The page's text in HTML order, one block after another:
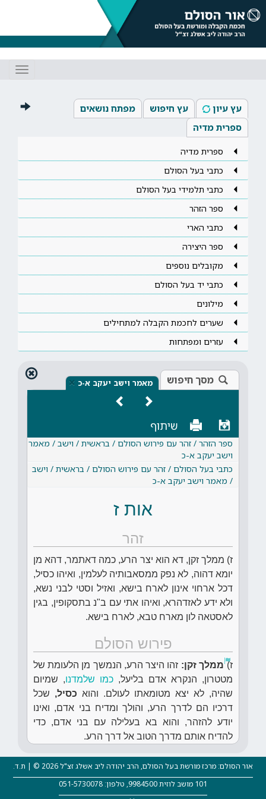
עץ עיון עץ חיפוש
מפתח נושאים
ספרית מדיה
ספרית מדיה
כתבי בעל הסולם
כתבי תלמידי בעל הסולם
ספר הזהר
כתבי הארי
ספר היצירה
מקובלים נוספים
כתבי יד בעל הסולם
מילונים
שערים לחכמת הקבלה למתחילים
עזרים ומפתחות
מסך חיפוש מאמר וישב יעקב א-כ ×
שיתוף
ספר הזהר / זהר עם פירוש הסולם / בראשית / וישב / מאמר
וישב יעקב א-כ
כתבי בעל הסולם / זהר עם פירוש הסולם / בראשית / וישב
/ מאמר וישב יעקב א-כ
אות ז
זהר
ז) ממלך זקן, דא הוא יצר הרע, כמה דאתמר, דהא מן
יומא דהוה, לא נפק ממסאבותיה לעלמין, ואיהו כסיל,
דכל ארחוי אינון לארח בישא, ואזיל וסטי לבני נשא,
ולא ידע לאזדהרא, ואיהו אתי עם ב"נ בתסקופין, בגין
לאסטאה לון מארח טבא, לארח בישא.
פירוש הסולם
ז)ממלך זקן: זהו היצר הרע, הנמשך מן הלעומת של
מטטרון, הנקרא אדם בליעל, כמו שלמדנו, שמיום
שהיה, לא יצא מטומאתו לעולם. והוא כסיל, שכל
דרכיו הם לדרך הרע, והולך ומדיח בני אדם, ואינו
יודע להזהר, והוא בא בעלילה עם בני אדם, כדי
להדיח אותם מדרך הטוב אל דרך הרע.
אור הסולם: מרכז מורשת בעל הסולם, הרב יהודה ליב אשלג זצ"ל 2026 © | ת.ד.
101 מושב לוזית 9984500, טלפון: 051-5730078